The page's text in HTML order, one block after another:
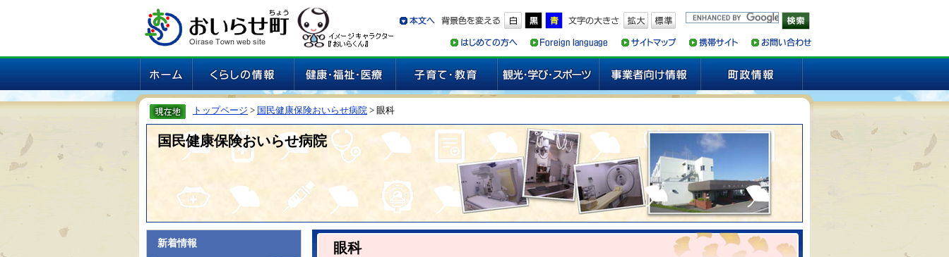
トップページ > 国民健康保険おいらせ病院 > 眼科
国民健康保険おいらせ病院
新着情報 眼科